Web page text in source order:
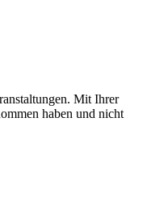
Mit Ihrer
haben und nicht